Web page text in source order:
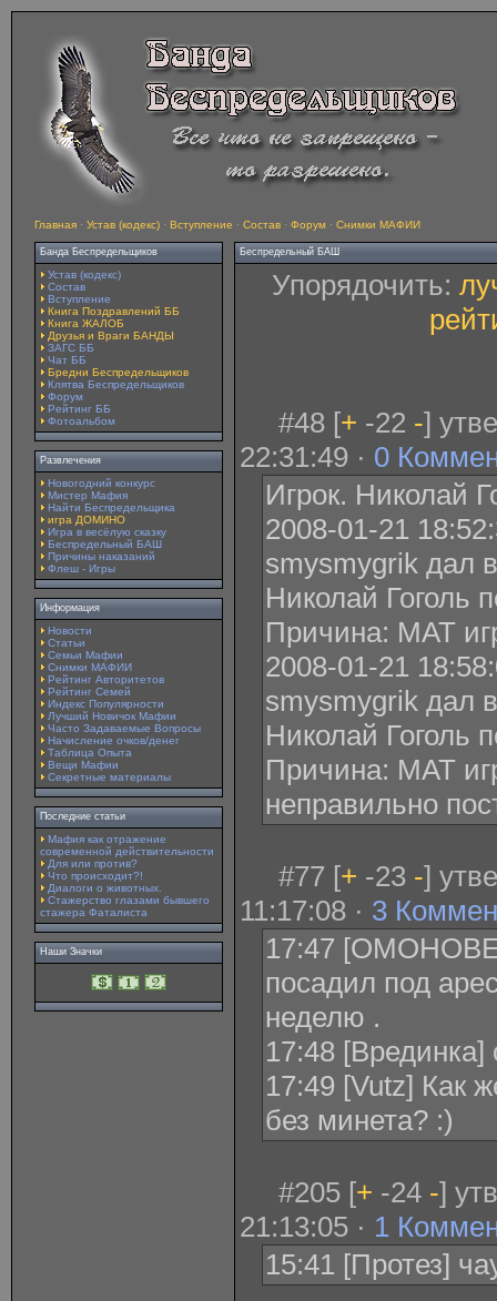
Главная · Устав (кодекс) · Вступление · Состав · Форум · Снимки МАФИИ
Банда Беспредельщиков
Устав (кодекс)
Состав
Вступление
Книга Поздравлений ББ
Книга ЖАЛОБ
Друзья и Враги БАНДЫ
ЗАГС ББ
Чат ББ
Бредни Беспредельщиков
Клятва Беспредельщиков
Форум
Рейтинг ББ
Фотоальбом
Развлечения
Новогодний конкурс
Мистер Мафия
Найти Беспредельщика
игра ДОМИНО
Игра в весёлую сказку
Беспредельный БАШ
Причины наказаний
Флеш - Игры
Информация
Новости
Статьи
Семьи Мафии
Снимки МАФИИ
Рейтинг Авторитетов
Рейтинг Семей
Индекс Популярности
Лучший Новичок Мафии
Часто Задаваемые Вопросы
Начисление очков/денег
Таблица Опыта
Вещи Мафии
Секретные материалы
Последние статьи
Мафия как отражение
современной действительности
Для или против?
Что происходит?!
Диалоги о животных.
Стажерство глазами бывшего
стажера Фаталиста
Наши Значки
Беспредельный БАШ
Упорядочить:
#48 [+ -22 -]
22:31:49 · 0
Игрок. Николай
2008-01-21
smysmygrik дал
Николай Гоголь
Причина: МАТ
2008-01-21
smysmygrik дал
Николай Гоголь
Причина: МАТ
неправильно
#77 [+ -23 -]
11:17:08 · 3
17:47
посадил под
неделю .
17:48 [Врединка]
17:49 [Vutz] Как
без минета? :)
#205 [+ -24 -]
21:13:05 · 1
15:41 [Протез]